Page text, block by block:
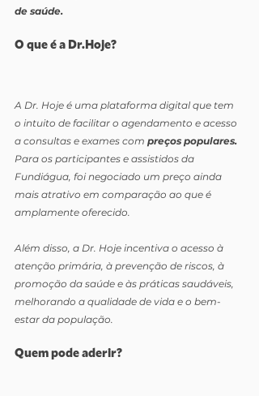
de saúde.
O que é a Dr.Hoje?
A Dr. Hoje é uma plataforma digital que tem
o intuito de facilitar o agendamento e acesso
a consultas e exames com preços populares.
Para os participantes e assistidos da
Fundiágua, foi negociado um preço ainda
mais atrativo em comparação ao que é
amplamente oferecido.
Além disso, a Dr. Hoje incentiva o acesso à
atenção primária, à prevenção de riscos, à
promoção da saúde e às práticas saudáveis,
melhorando a qualidade de vida e o bem-
estar da população.
Quem pode aderir?